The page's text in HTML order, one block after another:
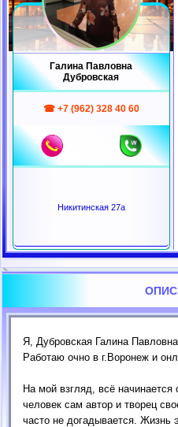
Галина Павловна
Дубровская
☎ +7 (962) 328 40 60
Никитинская 27а
Я, Дубровская Галина
Работаю очно в г.Воронеж и
На мой взгляд, всё
человек сам автор и творец
часто не догадывается. Жизнь